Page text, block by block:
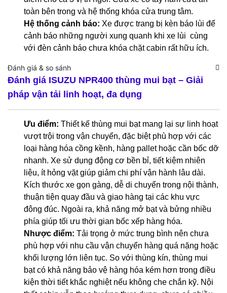
toàn bên trong và hệ thống khóa cửa trung tâm.
Hệ thống cảnh báo: Xe được trang bị kèn báo lùi để
cảnh báo những người xung quanh khi xe lùi cùng
với đèn cảnh báo chưa khóa chặt cabin rất hữu ích.
Đánh giá & so sánh
Đánh giá ISUZU NPR400 thùng mui bạt – Giải
pháp vận tải linh hoạt, đa dụng
Ưu điểm: Thiết kế thùng mui bạt mang lại sự linh hoạt
vượt trội trong vận chuyển, đặc biệt phù hợp với các
loại hàng hóa cồng kềnh, hàng pallet hoặc cần bốc dỡ
nhanh. Xe sử dụng động cơ bền bỉ, tiết kiệm nhiên
liệu, ít hỏng vặt giúp giảm chi phí vận hành lâu dài.
Kích thước xe gọn gàng, dễ di chuyển trong nội thành,
thuận tiện quay đầu và giao hàng tại các khu vực
đông đúc. Ngoài ra, khả năng mở bạt và bửng nhiều
phía giúp tối ưu thời gian bốc xếp hàng hóa.
Nhược điểm: Tải trọng ở mức trung bình nên chưa
phù hợp với nhu cầu vận chuyển hàng quá nặng hoặc
khối lượng lớn liên tục. So với thùng kín, thùng mui
bạt có khả năng bảo vệ hàng hóa kém hơn trong điều
kiện thời tiết khắc nghiệt nếu không che chắn kỹ. Nội